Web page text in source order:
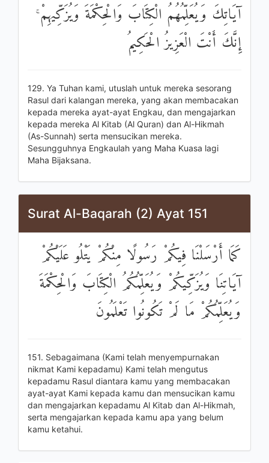
آيَاتِكَ وَيُعَلِّمُهُمُ الْكِتَابَ وَالْحِكْمَةَ وَيُزَكِّيهِمْ ۚ
إِنَّكَ أَنْتَ الْعَزِيزُ الْحَكِيمُ
129. Ya Tuhan kami, utuslah untuk mereka sesorang
Rasul dari kalangan mereka, yang akan membacakan
kepada mereka ayat-ayat Engkau, dan mengajarkan
kepada mereka Al Kitab (Al Quran) dan Al-Hikmah
(As-Sunnah) serta mensucikan mereka.
Sesungguhnya Engkaulah yang Maha Kuasa lagi
Maha Bijaksana.
Surat Al-Baqarah (2) Ayat 151
كَمَا أَرْسَلْنَا فِيكُمْ رَسُولًا مِنْكُمْ يَتْلُو عَلَيْكُمْ
آيَاتِنَا وَيُزَكِّيكُمْ وَيُعَلِّمُكُمُ الْكِتَابَ وَالْحِكْمَةَ
وَيُعَلِّمُكُمْ مَا لَمْ تَكُونُوا تَعْلَمُونَ
151. Sebagaimana (Kami telah menyempurnakan
nikmat Kami kepadamu) Kami telah mengutus
kepadamu Rasul diantara kamu yang membacakan
ayat-ayat Kami kepada kamu dan mensucikan kamu
dan mengajarkan kepadamu Al Kitab dan Al-Hikmah,
serta mengajarkan kepada kamu apa yang belum
kamu ketahui.